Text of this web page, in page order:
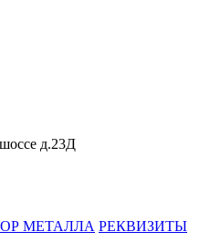
д.23Д
МЕТАЛЛА РЕКВИЗИТЫ